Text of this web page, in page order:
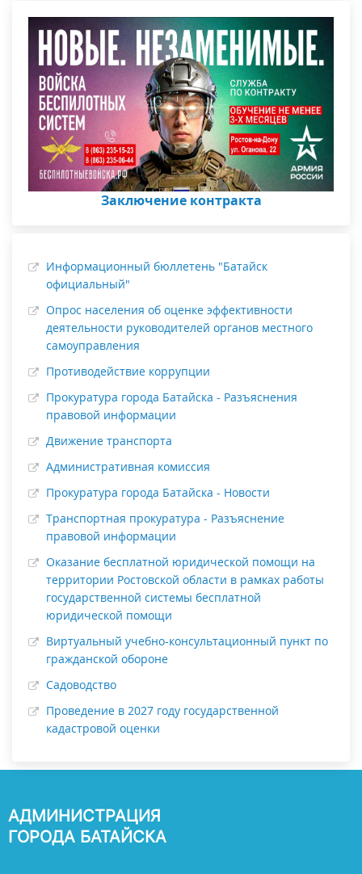
Заключение контракта
Информационный бюллетень "Батайск
официальный"
Опрос населения об оценке эффективности
деятельности руководителей органов местного
самоуправления
Противодействие коррупции
Прокуратура города Батайска - Разъяснения
правовой информации
Движение транспорта
Административная комиссия
Прокуратура города Батайска - Новости
Транспортная прокуратура - Разъяснение
правовой информации
Оказание бесплатной юридической помощи на
территории Ростовской области в рамках работы
государственной системы бесплатной
юридической помощи
Виртуальный учебно-консультационный пункт по
гражданской обороне
Садоводство
Проведение в 2027 году государственной
кадастровой оценки
АДМИНИСТРАЦИЯ
ГОРОДА БАТАЙСКА